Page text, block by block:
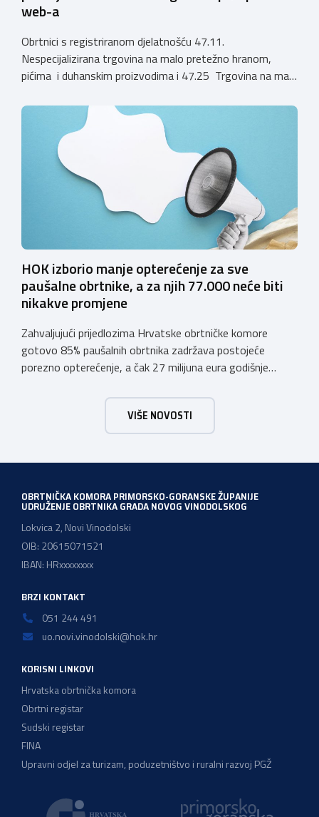
web-a
Obrtnici s registriranom djelatnošću 47.11.
Nespecijalizirana trgovina na malo pretežno hranom,
pićima i duhanskim proizvodima i 47.25 Trgovina na malo
koja sadrže alkohol i energetska pića dužni su uskladiti
svoje poslovne procese i osigurati tehničko rješenje za
vjerodostojnu provjeru punoljetnosti kupca putem
sustava e-Građani ili putem mobilne […]
HOK izborio manje opterećenje za sve
paušalne obrtnike, a za njih 77.000 neće biti
nikakve promjene
Zahvaljujući prijedlozima Hrvatske obrtničke komore
gotovo 85% paušalnih obrtnika zadržava postojeće
porezno opterećenje, a čak 27 milijuna eura godišnje
komora pozdravlja odluku Vlade Republike Hrvatske da u
konačnom prijedlogu poreznih izmjena prihvati ključne
prijedloge HOK-a iznesene tijekom intenzivnog dijaloga s
VIŠE NOVOSTI
OBRTNIČKA KOMORA PRIMORSKO-GORANSKE ŽUPANIJE
UDRUŽENJE OBRTNIKA GRADA NOVOG VINODOLSKOG
Lokvica 2, Novi Vinodolski
OIB: 20615071521
IBAN: HRxxxxxxxx
BRZI KONTAKT
051 244 491
uo.novi.vinodolski@hok.hr
KORISNI LINKOVI
Hrvatska obrtnička komora
Obrtni registar
Sudski registar
FINA
Upravni odjel za turizam, poduzetništvo i ruralni razvoj PGŽ